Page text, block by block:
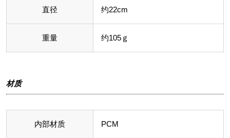
直径 约22cm
重量 约105ｇ
材质
内部材质 PCM